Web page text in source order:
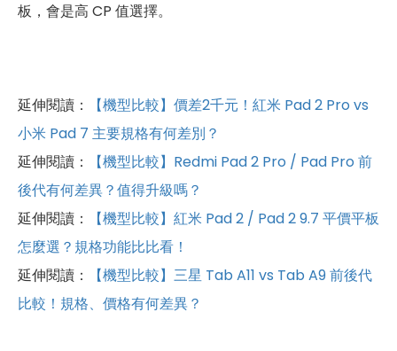
板，會是高 CP 值選擇。
延伸閱讀：
【機型比較】價差2千元！紅米 Pad 2 Pro vs
小米 Pad 7 主要規格有何差別？
延伸閱讀：
【機型比較】Redmi Pad 2 Pro / Pad Pro 前
後代有何差異？值得升級嗎？
延伸閱讀：
【機型比較】紅米 Pad 2 / Pad 2 9.7 平價平板
怎麼選？規格功能比比看！
延伸閱讀：
【機型比較】三星 Tab A11 vs Tab A9 前後代
比較！規格、價格有何差異？